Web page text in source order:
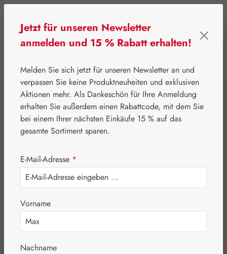
Pater Severin Naturprodukte Schönheit & Pflege
Zinkoxid
Schüttelmixtur
Bildergalerie überspringen
Jetzt für unseren Newsletter
anmelden und 15 % Rabatt erhalten!
Melden Sie sich jetzt für unseren Newsletter an und
verpassen Sie keine Produktneuheiten und exklusiven
Aktionen mehr. Als Dankeschön für Ihre Anmeldung
erhalten Sie außerdem einen Rabattcode, mit dem Sie
bei einem Ihrer nächsten Einkäufe 15 % auf das
gesamte Sortiment sparen.
E-Mail-Adresse *
Vorname
Nachname